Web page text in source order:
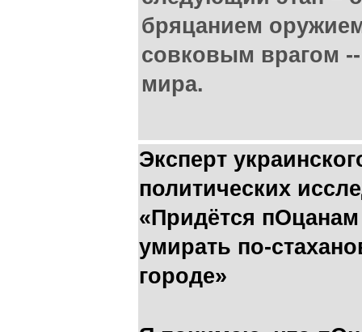
бряцанием
совковым врагом
мира.
Эксперт
политических
«Придётся
умирать по-
городе»